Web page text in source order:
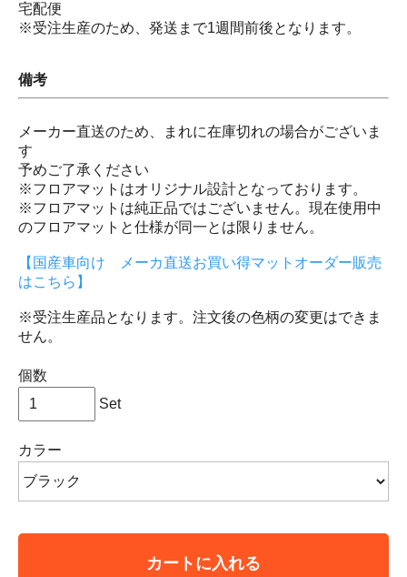
宅配便
※受注生産のため、発送まで1週間前後となります。
備考
メーカー直送のため、まれに在庫切れの場合がございま
す
予めご了承ください
※フロアマットはオリジナル設計となっております。
※フロアマットは純正品ではございません。現在使用中
のフロアマットと仕様が同一とは限りません。
【国産車向け メーカ直送お買い得マットオーダー販売
はこちら】
※受注生産品となります。注文後の色柄の変更はできま
せん。
個数
Set
カラー
カートに入れる